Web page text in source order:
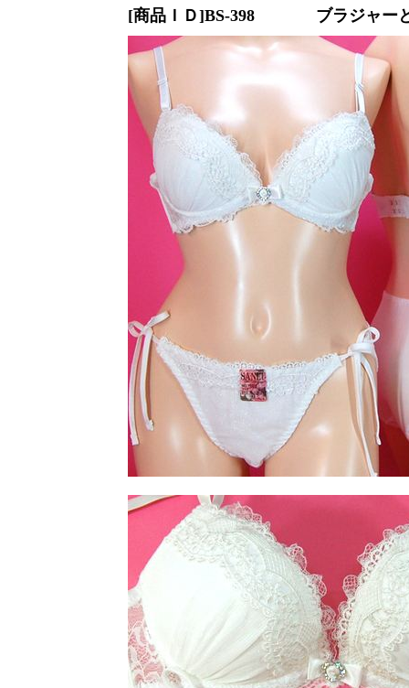
[商品ＩＤ]BS-398 ブラジャー